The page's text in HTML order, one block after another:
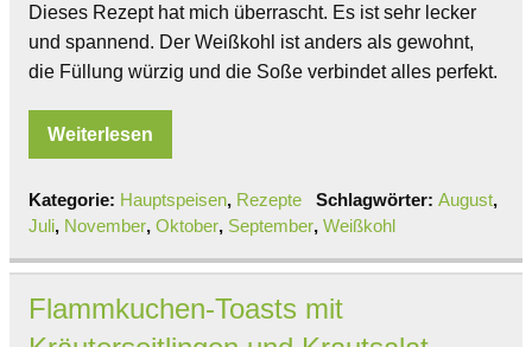
Dieses Rezept hat mich überrascht. Es ist sehr lecker
und spannend. Der Weißkohl ist anders als gewohnt,
die Füllung würzig und die Soße verbindet alles perfekt.
Weiterlesen
Kategorie: Hauptspeisen, Rezepte Schlagwörter: August,
Juli, November, Oktober, September, Weißkohl
Flammkuchen-Toasts mit